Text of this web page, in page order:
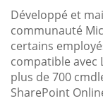
Développé et
communauté
certains
compatible avec
plus de 700
SharePoint